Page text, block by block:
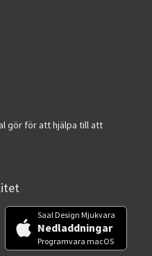
gör för att hjälpa till att
Saal Design Mjukvara
Nedladdningar
Programvara macOS